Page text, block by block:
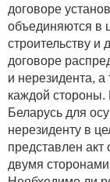
договоре
объединяются в
строительству и
договоре
и нерезидента,
каждой стороны.
Беларусь для
нерезиденту в
представлен
двумя